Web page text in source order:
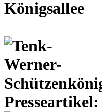
Presseartikel: